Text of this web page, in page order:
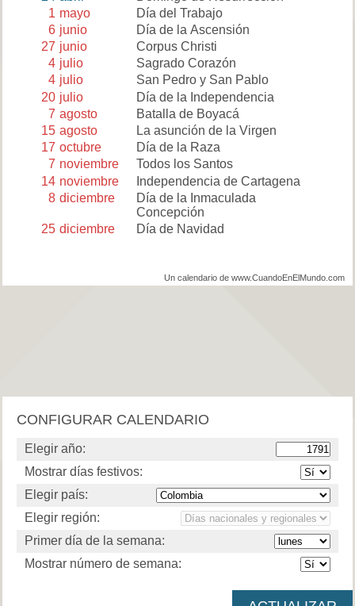
1 mayo
Día del Trabajo
6 junio
Día de la Ascensión
27 junio
Corpus Christi
4 julio
Sagrado Corazón
4 julio
San Pedro y San Pablo
20 julio
Día de la Independencia
7 agosto
Batalla de Boyacá
15 agosto
La asunción de la Virgen
17 octubre
Día de la Raza
7 noviembre
Todos los Santos
14 noviembre
Independencia de Cartagena
8 diciembre
Día de la Inmaculada
Concepción
25 diciembre Día de Navidad
Un calendario de www.CuandoEnElMundo.com
CONFIGURAR CALENDARIO
Elegir año:
Mostrar días festivos:
Elegir país:
Elegir región:
Primer día de la semana:
Mostrar número de semana: